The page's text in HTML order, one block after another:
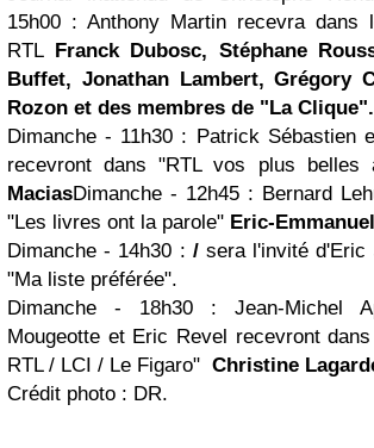
15h00 : Anthony Martin recevra dans
RTL Franck Dubosc, Stéphane
Buffet, Jonathan Lambert, Grégory
Rozon et des membres de "La Clique".
Dimanche - 11h30 : Patrick Sébastien
recevront dans "RTL vos plus belles
MaciasDimanche - 12h45 : Bernard
"Les livres ont la parole" Eric-
Dimanche - 14h30 : / sera l'invité d'Eric
"Ma liste préférée".
Dimanche - 18h30 :
Jean-Michel
Mougeotte et Eric Revel recevront
RTL / LCI / Le Figaro" Christine
Crédit photo : DR.